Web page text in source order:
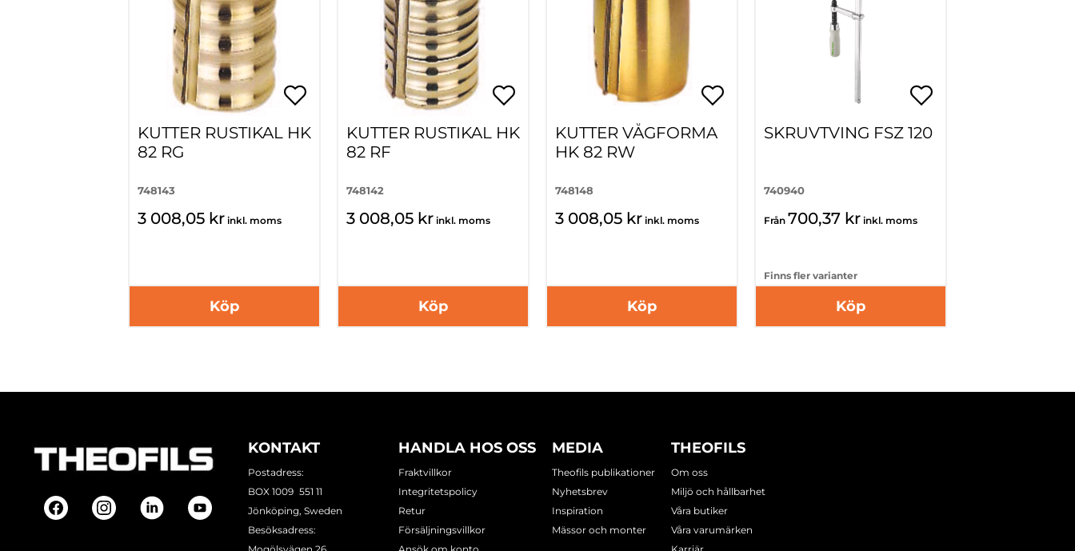
KUTTER RUSTIKAL HK
82 RG
748143
3 008,05 kr inkl. moms
Köp
KUTTER RUSTIKAL HK
82 RF
748142
3 008,05 kr inkl. moms
Köp
KUTTER VÅGFORMA
HK 82 RW
748148
3 008,05 kr inkl. moms
Köp
SKRUVTVING FSZ 120
740940
Från 700,37 kr inkl. moms
Finns fler varianter
Köp
KONTAKT
Postadress:
BOX 1009 551 11
Jönköping, Sweden
Besöksadress:
HANDLA HOS OSS
Fraktvillkor
Integritetspolicy
Retur
Försäljningsvillkor
MEDIA
Theofils publikationer
Nyhetsbrev
Inspiration
Mässor och monter
THEOFILS
Om oss
Miljö och hållbarhet
Våra butiker
Våra varumärken